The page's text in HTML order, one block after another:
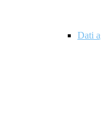
Dati